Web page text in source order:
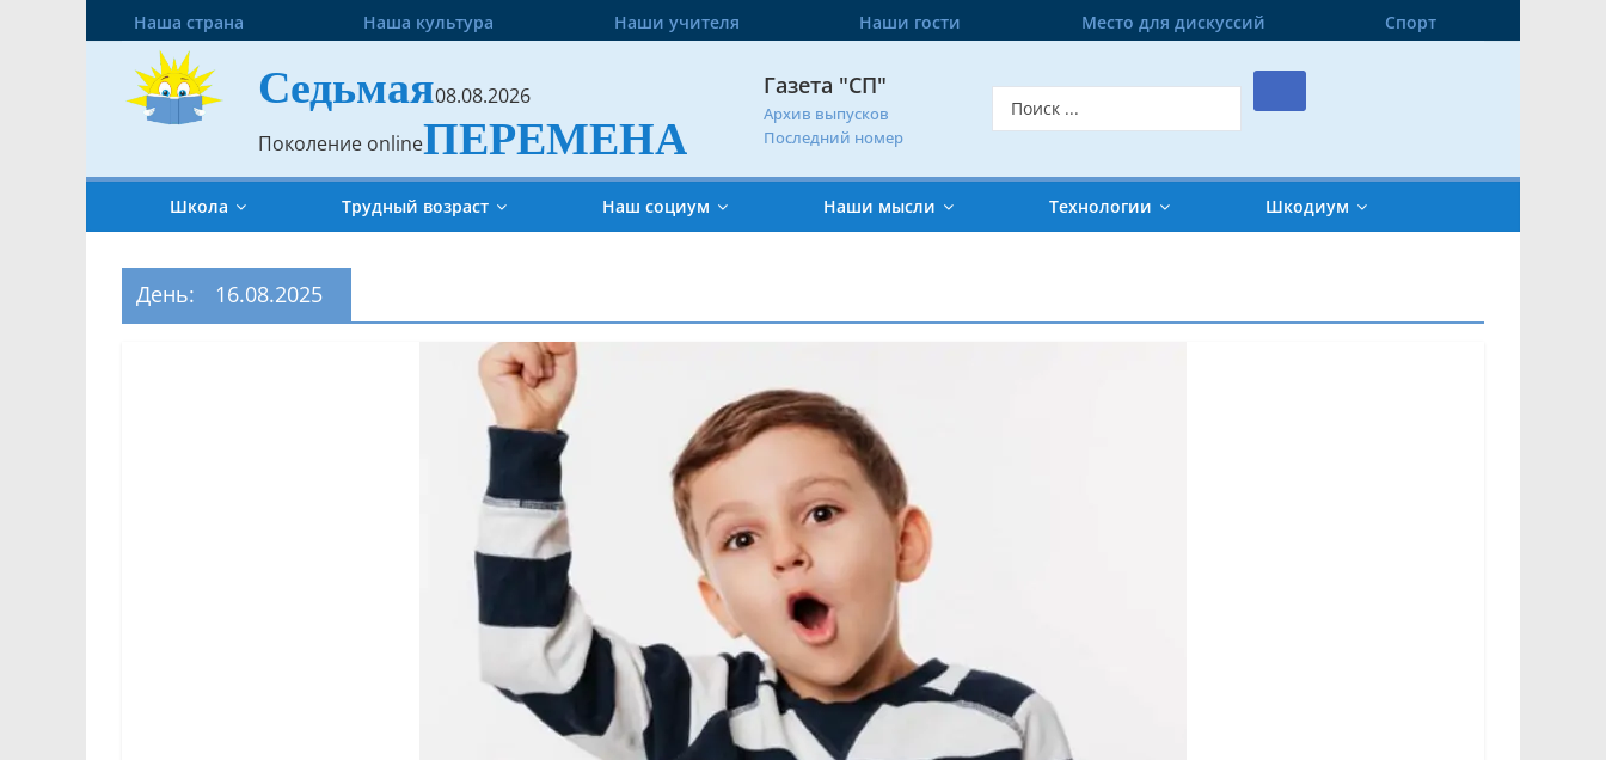
Наша страна Наша культура Наши учителя Наши гости Место для дискуссий Спорт
Седьмая08.08.2026
Поколение onlineПЕРЕМЕНА
Газета "СП"
Архив выпусков
Последний номер
Школа Трудный возраст Наш социум Наши мысли Технологии Шкодиум
День: 16.08.2025